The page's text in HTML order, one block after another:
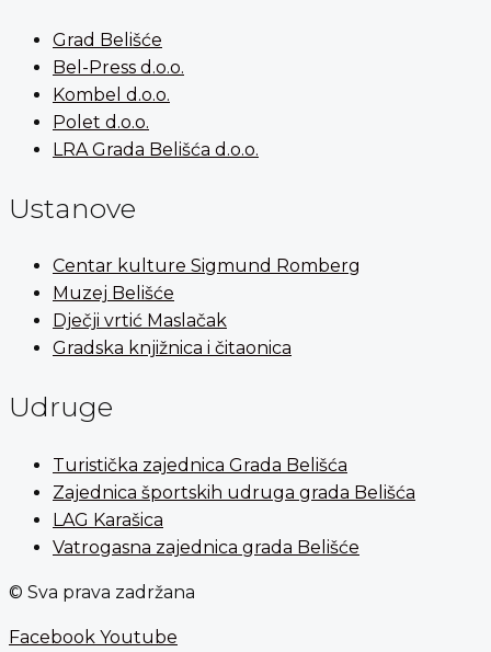
Grad Belišće
Bel-Press d.o.o.
Kombel d.o.o.
Polet d.o.o.
LRA Grada Belišća d.o.o.
Ustanove
Centar kulture Sigmund Romberg
Muzej Belišće
Dječji vrtić Maslačak
Gradska knjižnica i čitaonica
Udruge
Turistička zajednica Grada Belišća
Zajednica športskih udruga grada Belišća
LAG Karašica
Vatrogasna zajednica grada Belišće
© Sva prava zadržana
Facebook Youtube